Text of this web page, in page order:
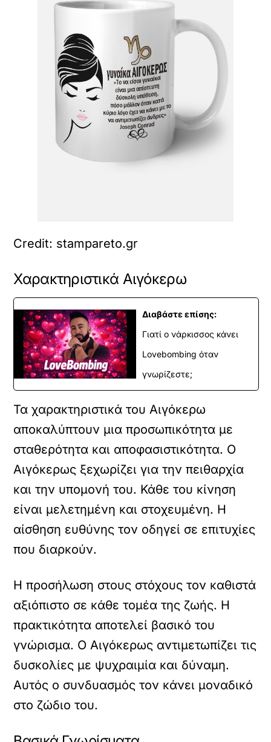
Credit: stampareto.gr
Χαρακτηριστικά Αιγόκερω
Διαβάστε επίσης:
Γιατί ο νάρκισσος κάνει
Lovebombing όταν
γνωρίζεστε;
Τα χαρακτηριστικά του Αιγόκερω
αποκαλύπτουν μια προσωπικότητα με
σταθερότητα και αποφασιστικότητα. Ο
Αιγόκερως ξεχωρίζει για την πειθαρχία
και την υπομονή του. Κάθε του κίνηση
είναι μελετημένη και στοχευμένη. Η
αίσθηση ευθύνης τον οδηγεί σε επιτυχίες
που διαρκούν.
Η προσήλωση στους στόχους τον καθιστά
αξιόπιστο σε κάθε τομέα της ζωής. Η
πρακτικότητα αποτελεί βασικό του
γνώρισμα. Ο Αιγόκερως αντιμετωπίζει τις
δυσκολίες με ψυχραιμία και δύναμη.
Αυτός ο συνδυασμός τον κάνει μοναδικό
στο ζώδιο του.